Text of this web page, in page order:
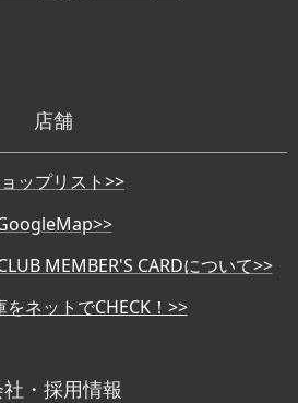
店舗
ップリスト>>
MEMBER'S CARDについて>>
をネットでCHECK！>>
・採用情報